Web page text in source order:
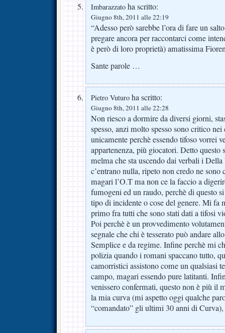
Imbarazzato ha scritto:
Giugno 8th, 2011 alle 22:19
“Adesso però sarebbe l’ora di fare un
pregare ancora per raccontarci come
è però di loro proprietà) amatissima
Sante parole …
Pietro Vuturo ha scritto:
Giugno 8th, 2011 alle 22:28
Non riesco a dormire da diversi giorni,
spesso, anzi molto spesso sono critico
unicamente perchè essendo tifoso vorrei
appartenenza, più giocatori. Detto questo
melma che sta uscendo dai verbali i
c’entrano nulla, ripeto non credo ne sono
magari l’O.T ma non ce la faccio a
fumogeni ed un raudo, perchè di questo
tipo di incidente o cose del genere. Mi fa
primo fra tutti che sono stati dati a tifosi
Poi perchè è un provvedimento
segnale che chi è tesserato può andare
Semplice e da regime. Infine perchè mi
polizia quando i romani spaccano tutto,
camorristici assistono come un qualsiasi
campo, magari essendo pure latitanti.
venissero confermati, questo non è più il
la mia curva (mi aspetto oggi qualche
“comandato” gli ultimi 30 anni di